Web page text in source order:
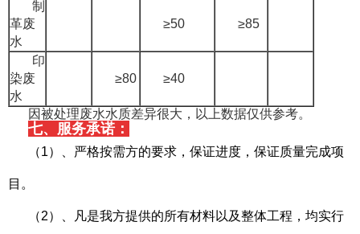
制
革废
水
≥50 ≥85
印
染废
水
≥80 ≥40
因被处理废水水质差异很大，以上数据仅供参考。
七、 服务承诺：
（1）、严格按需方的要求，保证进度，保证质量完成项
目。
（2）、凡是我方提供的所有材料以及整体工程，均实行